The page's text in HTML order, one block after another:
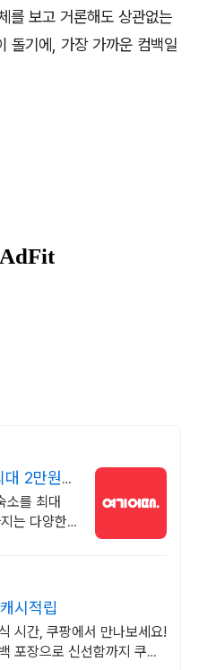
를 보고 거론해도 상관없는
돌기에, 가장 가까운 컴백일
대 2만원
소를 최대
는 다양한
시적립
시간, 쿠팡에서 만나보세요!
포장으로 신선함까지 쿠팡